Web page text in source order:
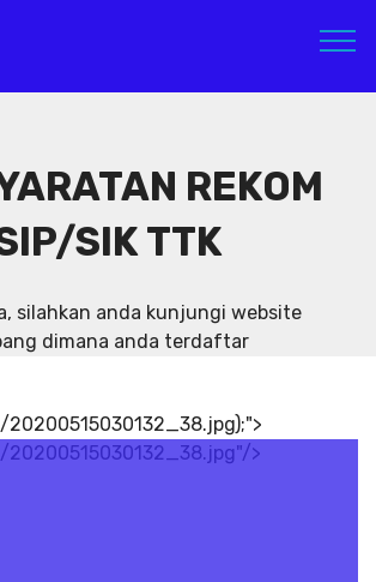
REKOM
SIK TTK
silahkan anda kunjungi website
dimana anda terdaftar
>